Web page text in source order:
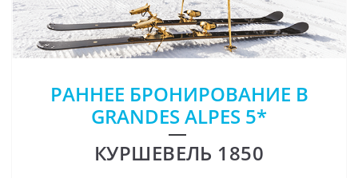
РАННЕЕ БРОНИРОВАНИЕ В
GRANDES ALPES 5*
КУРШЕВЕЛЬ 1850